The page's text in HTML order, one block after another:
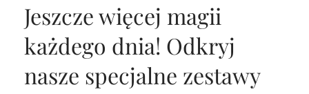
Jeszcze więcej magii
każdego dnia! Odkryj
nasze specjalne zestawy